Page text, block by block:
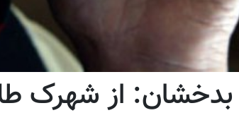
از شهرک